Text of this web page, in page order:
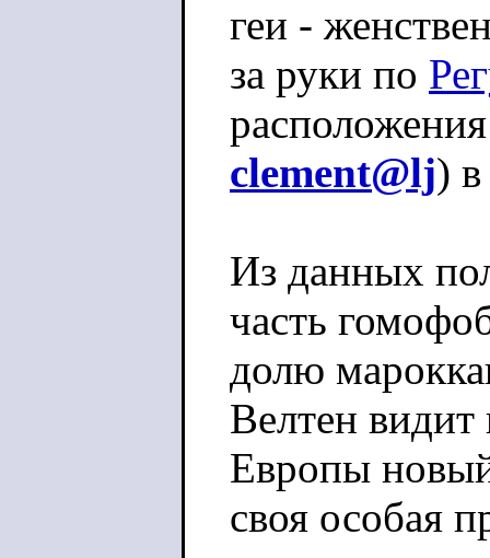
геи -
за руки по
clement@lj)
Из данных
часть
долю
Велтен
Европы
своя особая